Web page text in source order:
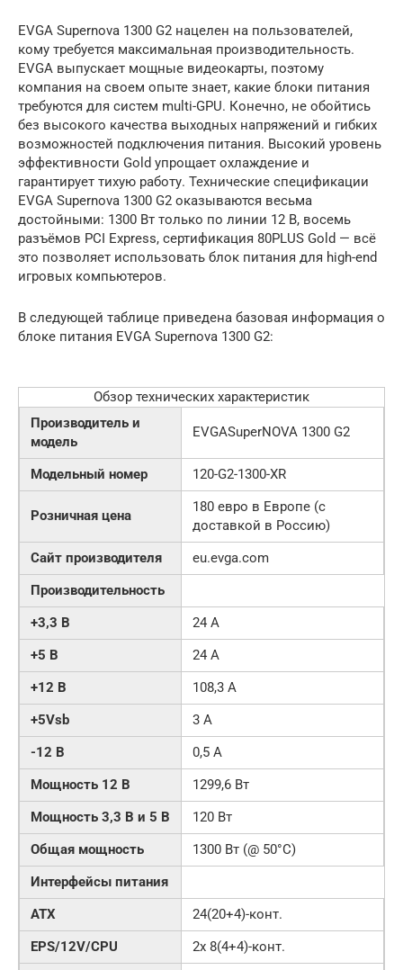
EVGA Supernova 1300 G2 нацелен на пользователей,
кому требуется максимальная производительность.
EVGA выпускает мощные видеокарты, поэтому
компания на своем опыте знает, какие блоки питания
требуются для систем multi-GPU. Конечно, не обойтись
без высокого качества выходных напряжений и гибких
возможностей подключения питания. Высокий уровень
эффективности Gold упрощает охлаждение и
гарантирует тихую работу. Технические спецификации
EVGA Supernova 1300 G2 оказываются весьма
достойными: 1300 Вт только по линии 12 В, восемь
разъёмов PCI Express, сертификация 80PLUS Gold — всё
это позволяет использовать блок питания для high-end
игровых компьютеров.
В следующей таблице приведена базовая информация о
блоке питания EVGA Supernova 1300 G2:
Обзор технических характеристик
Производитель и
модель
EVGASuperNOVA 1300 G2
Модельный номер 120-G2-1300-XR
Розничная цена
180 евро в Европе (с
доставкой в Россию)
Сайт производителя
eu.evga.com
Производительность
+3,3 В
24 A
+5 В
24 A
+12 В
108,3 A
+5Vsb
3 A
-12 В
0,5 A
Мощность 12 В
1299,6 Вт
Мощность 3,3 В и 5 В
120 Вт
Общая мощность
1300 Вт (@ 50°C)
Интерфейсы питания
ATX
24(20+4)-конт.
EPS/12V/CPU
2x 8(4+4)-конт.